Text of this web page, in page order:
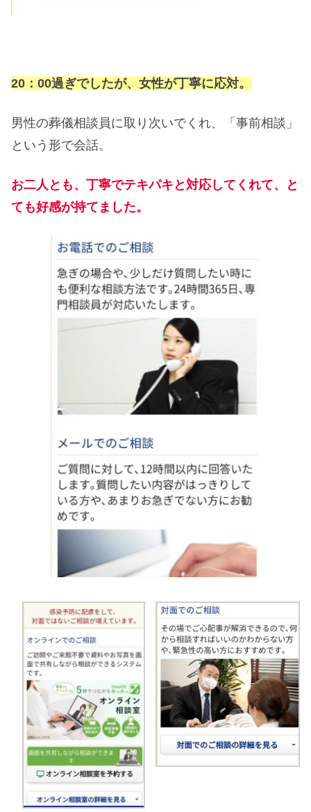
20：00過ぎでしたが、女性が丁寧に応対。
男性の葬儀相談員に取り次いでくれ、「事前相談」
という形で会話。
お二人とも、丁寧でテキパキと対応してくれて、と
ても好感が持てました。